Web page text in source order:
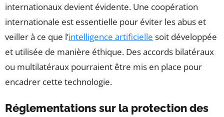
internationaux devient évidente. Une coopération
internationale est essentielle pour éviter les abus et
veiller à ce que l’intelligence artificielle soit développée
et utilisée de manière éthique. Des accords bilatéraux
ou multilatéraux pourraient être mis en place pour
encadrer cette technologie.
Réglementations sur la protection des